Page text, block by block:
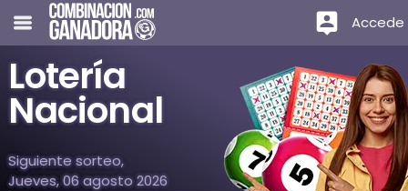
Accede
Lotería
Nacional
Siguiente sorteo,
Jueves, 06 agosto 2026